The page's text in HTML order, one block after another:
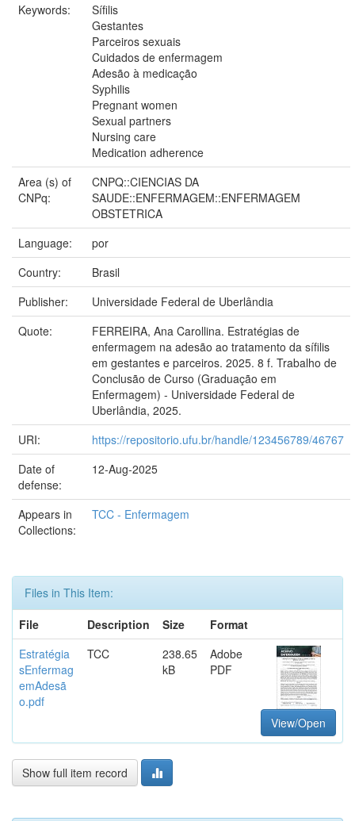
Keywords:
Sífilis
Gestantes
Parceiros sexuais
Cuidados de enfermagem
Adesão à medicação
Syphilis
Pregnant women
Sexual partners
Nursing care
Medication adherence
Area (s) of
CNPq:
CNPQ::CIENCIAS DA
SAUDE::ENFERMAGEM::ENFERMAGEM
OBSTETRICA
Language:
por
Country:
Brasil
Publisher:
Universidade Federal de Uberlândia
Quote:
FERREIRA, Ana Carollina. Estratégias de
enfermagem na adesão ao tratamento da sífilis
em gestantes e parceiros. 2025. 8 f. Trabalho de
Conclusão de Curso (Graduação em
Enfermagem) - Universidade Federal de
Uberlândia, 2025.
URI:
https://repositorio.ufu.br/handle/123456789/46767
Date of
defense:
12-Aug-2025
Appears in
Collections:
TCC - Enfermagem
Files in This Item:
File
Description Size
Format
Estratégia
sEnfermag
emAdesã
o.pdf
TCC
238.65
kB
Adobe
PDF
View/Open
Show full item record